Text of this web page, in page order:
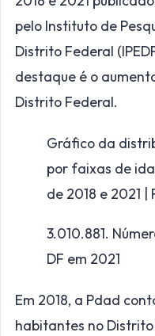
pelo Instituto de
Distrito Federal
destaque é o
Distrito Federal.
Gráfico da
por faixas de
de 2018 e 2021 |
3.010.881.
DF em 2021
Em 2018, a Pdad
habitantes no Distrito